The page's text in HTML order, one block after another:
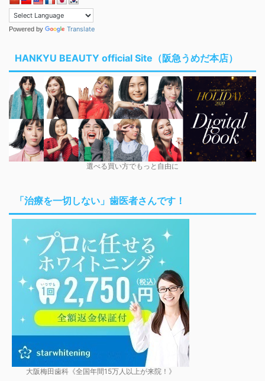
Powered by Translate
HANKYU BEAUTY official Site（阪急うめだ本店）
選べる買い方でもっと自由に
「治療を一切しない」歯医者さんです！
大阪梅田歯科《全国年間15万人以上が来院！》